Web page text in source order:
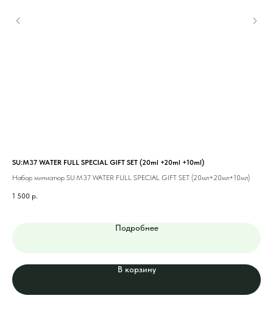
SU:M37 WATER FULL SPECIAL GIFT SET (20ml +20ml +10ml)
Набор миниатюр SU:M37 WATER FULL SPECIAL GIFT SET (20мл+20мл+10мл)
1 500 р.
Подробнее
В корзину